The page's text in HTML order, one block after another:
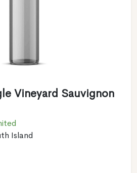
Vineyard Sauvignon
Island